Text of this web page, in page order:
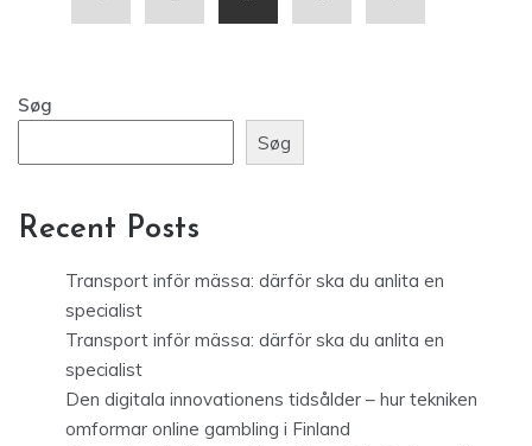
Søg
Søg
Recent Posts
Transport inför mässa: därför ska du anlita en
specialist
Transport inför mässa: därför ska du anlita en
specialist
Den digitala innovationens tidsålder – hur tekniken
omformar online gambling i Finland